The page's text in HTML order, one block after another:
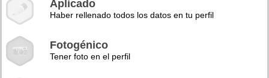
Aplicado
Haber rellenado todos los datos en tu perfil
Fotogénico
Tener foto en el perfil